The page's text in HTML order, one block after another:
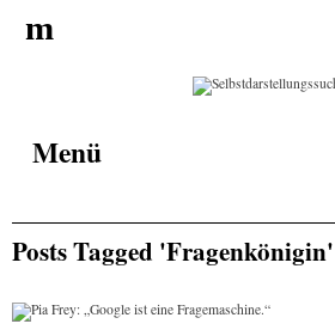
m
Menü
Posts Tagged 'Fragenkönigin'